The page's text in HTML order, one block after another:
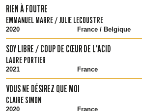
RIEN À FOUTRE
EMMANUEL MARRE / JULIE LECOUSTRE
2020 France / Belgique
SOY LIBRE / COUP DE CŒUR DE L'ACID
LAURE PORTIER
2021 France
VOUS NE DÉSIREZ QUE MOI
CLAIRE SIMON
2020 France